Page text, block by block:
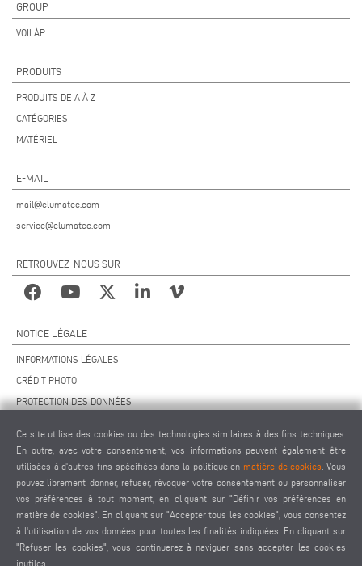
GROUP
VOILÀP
PRODUITS
PRODUITS DE A À Z
CATÉGORIES
MATÉRIEL
E-MAIL
mail@elumatec.com
service@elumatec.com
RETROUVEZ-NOUS SUR
NOTICE LÉGALE
INFORMATIONS LÉGALES
CRÉDIT PHOTO
PROTECTION DES DONNÉES
ACCORD DE TÉLÉMAINTENANCE
PARAMÈTRES DES COOKIES
CODE DE CONDUITE DES FOURNISSEURS
Ce site utilise des cookies ou des technologies similaires à des fins techniques.
En outre, avec votre consentement, vos informations peuvent également être
utilisées à d'autres fins spécifiées dans la politique en matière de cookies . Vous
pouvez librement donner, refuser, révoquer votre consentement ou personnaliser
vos préférences à tout moment, en cliquant sur "Définir vos préférences en
matière de cookies". En cliquant sur "Accepter tous les cookies", vous consentez
à l'utilisation de vos données pour toutes les finalités indiquées. En cliquant sur
"Refuser les cookies", vous continuerez à naviguer sans accepter les cookies
inutiles.